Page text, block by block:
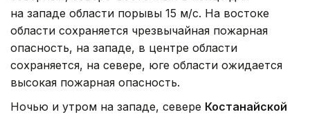
на западе области порывы 15 м/с. На востоке
области сохраняется чрезвычайная пожарная
опасность, на западе, в центре области
сохраняется, на севере, юге области ожидается
высокая пожарная опасность.
Ночью и утром на западе, севере Костанайской